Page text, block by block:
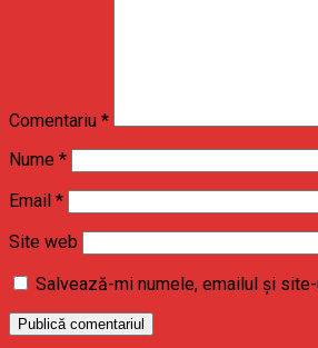
Comentariu *
Nume *
Email *
Site web
Salvează-mi numele, emailul și